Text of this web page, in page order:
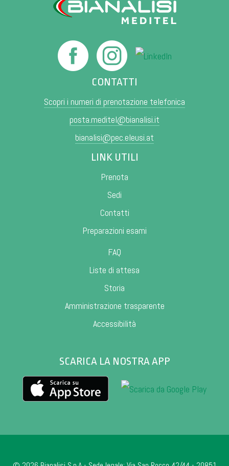
CONTATTI
Scopri i numeri di prenotazione telefonica
posta.meditel@bianalisi.it
bianalisi@pec.eleusi.at
LINK UTILI
Prenota
Sedi
Contatti
Preparazioni esami
FAQ
Liste di attesa
Storia
Amministrazione trasparente
Accessibilità
SCARICA LA NOSTRA APP